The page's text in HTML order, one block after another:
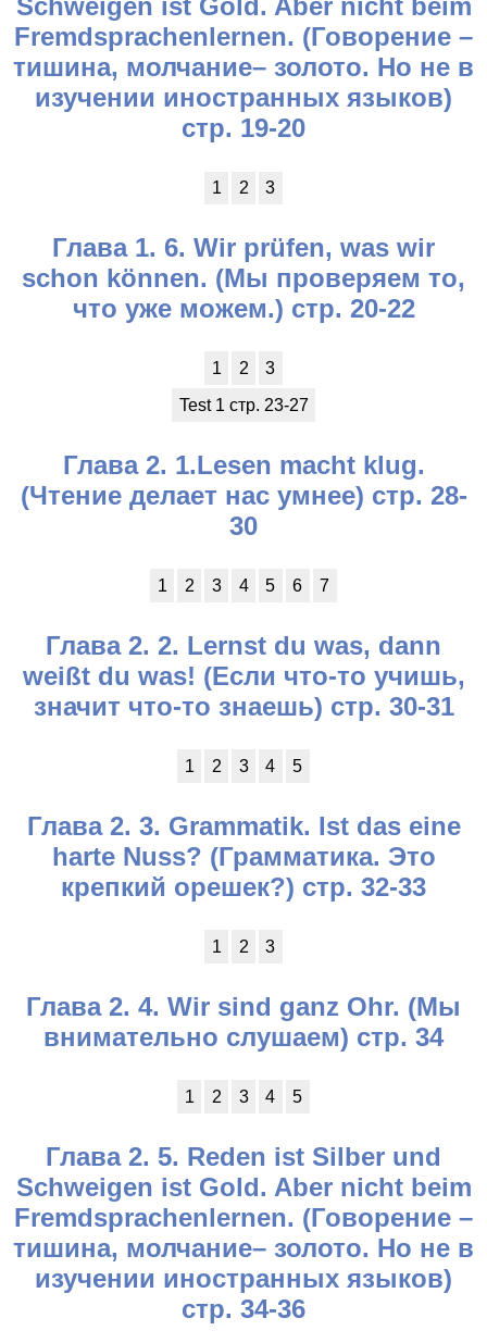
Schweigen ist Gold. Aber nicht beim
Fremdsprachenlernen. (Говорение –
тишина, молчание– золото. Но не в
изучении иностранных языков)
стр. 19-20
1 2 3
Глава 1. 6. Wir prüfen, was wir
schon können. (Мы проверяем то,
что уже можем.) стр. 20-22
1 2
3
Test 1 стр. 23-27
Глава 2. 1.Lesen macht klug.
(Чтение делает нас умнее) стр. 28-
30
1 2 3 4 5 6 7
Глава 2. 2. Lernst du was, dann
weißt du was! (Если что-то учишь,
значит что-то знаешь) стр. 30-31
1 2 3 4 5
Глава 2. 3. Grammatik. Ist das eine
harte Nuss? (Грамматика. Это
крепкий орешек?) стр. 32-33
1 2 3
Глава 2. 4. Wir sind ganz Ohr. (Мы
внимательно слушаем) стр. 34
1 2 3 4 5
Глава 2. 5. Reden ist Silber und
Schweigen ist Gold. Aber nicht beim
Fremdsprachenlernen. (Говорение –
тишина, молчание– золото. Но не в
изучении иностранных языков)
стр. 34-36